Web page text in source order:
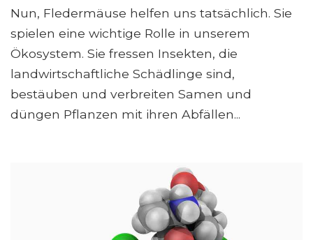
Nun, Fledermäuse helfen uns tatsächlich. Sie
spielen eine wichtige Rolle in unserem
Ökosystem. Sie fressen Insekten, die
landwirtschaftliche Schädlinge sind,
bestäuben und verbreiten Samen und
düngen Pflanzen mit ihren Abfällen...